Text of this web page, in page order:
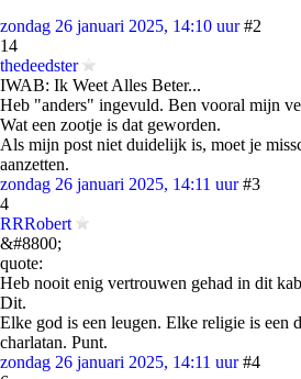
zondag 26 januari 2025, 14:10 uur #2
14
thedeedster
IWAB: Ik Weet Alles Beter...
Heb "anders" ingevuld. Ben vooral mijn
Wat een zootje is dat geworden.
Als mijn post niet duidelijk is, moet je
aanzetten.
zondag 26 januari 2025, 14:11 uur #3
4
RRRobert
&#8800;
quote:
Heb nooit enig vertrouwen gehad in dit
Dit.
Elke god is een leugen. Elke religie is een
charlatan. Punt.
zondag 26 januari 2025, 14:11 uur #4